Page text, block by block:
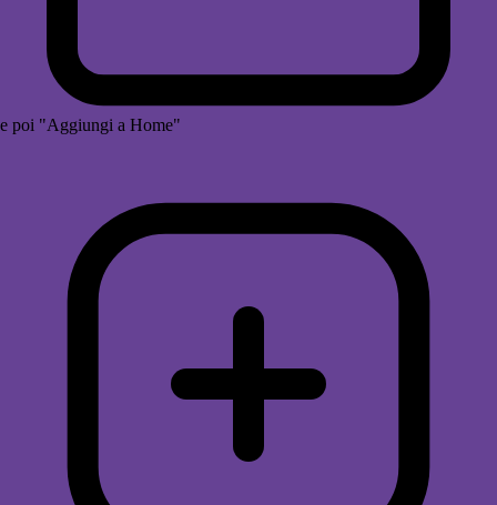
e poi "Aggiungi a Home"